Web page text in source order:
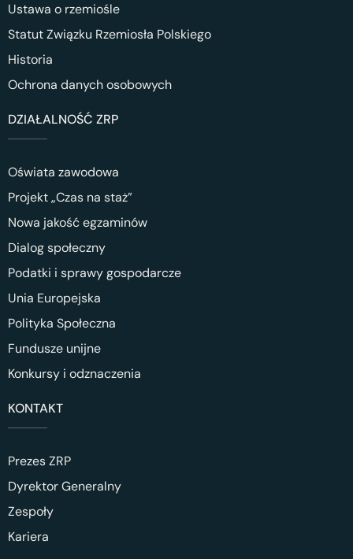
Ustawa o rzemiośle
Statut Związku Rzemiosła Polskiego
Historia
Ochrona danych osobowych
DZIAŁALNOŚĆ ZRP
Oświata zawodowa
Projekt „Czas na staż”
Nowa jakość egzaminów
Dialog społeczny
Podatki i sprawy gospodarcze
Unia Europejska
Polityka Społeczna
Fundusze unijne
Konkursy i odznaczenia
KONTAKT
Prezes ZRP
Dyrektor Generalny
Zespoły
Kariera